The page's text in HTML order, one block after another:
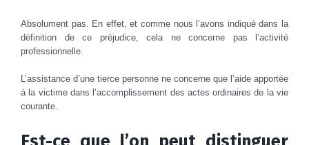
Absolument pas. En effet, et comme nous l’avons indiqué dans la
définition de ce préjudice, cela ne concerne pas l’activité
professionnelle.
L’assistance d’une tierce personne ne concerne que l’aide apportée
à la victime dans l’accomplissement des actes ordinaires de la vie
courante.